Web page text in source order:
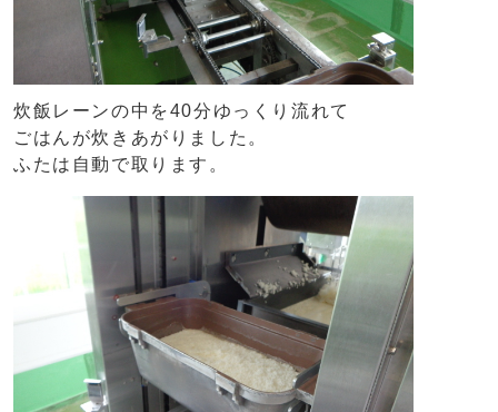
炊飯レーンの中を40分ゆっくり流れて
ごはんが炊きあがりました。
ふたは自動で取ります。